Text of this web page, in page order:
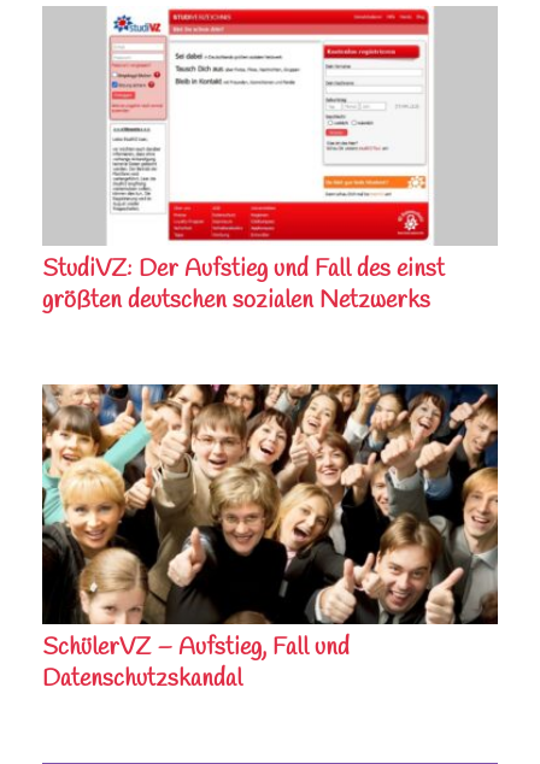
StudiVZ: Der Aufstieg und Fall des einst
größten deutschen sozialen Netzwerks
SchülerVZ – Aufstieg, Fall und
Datenschutzskandal